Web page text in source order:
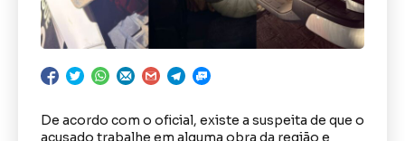
De acordo com o oficial, existe a suspeita de que o
acusado trabalhe em alguma obra da região e